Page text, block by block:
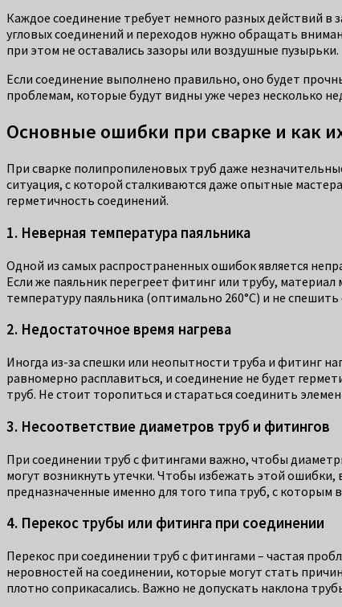
Каждое соединение требует немного разных действий
угловых соединений и переходов нужно обращать
при этом не оставались зазоры или воздушные пузырьки.
Если соединение выполнено правильно, оно будет
проблемам, которые будут видны уже через несколько
Основные ошибки при сварке и как
При сварке полипропиленовых труб даже
ситуация, с которой сталкиваются даже опытные
герметичность соединений.
1. Неверная температура паяльника
Одной из самых распространенных ошибок является
Если же паяльник перегреет фитинг или трубу,
температуру паяльника (оптимально 260°C) и не
2. Недостаточное время нагрева
Иногда из-за спешки или неопытности труба и фитинг
равномерно расплавиться, и соединение не будет
труб. Не стоит торопиться и стараться соединить
3. Несоответствие диаметров труб и фитингов
При соединении труб с фитингами важно, чтобы
могут возникнуть утечки. Чтобы избежать этой ошибки,
предназначенные именно для того типа труб, с которым
4. Перекос трубы или фитинга при соединении
Перекос при соединении труб с фитингами – частая
неровностей на соединении, которые могут стать
плотно соприкасались. Важно не допускать наклона